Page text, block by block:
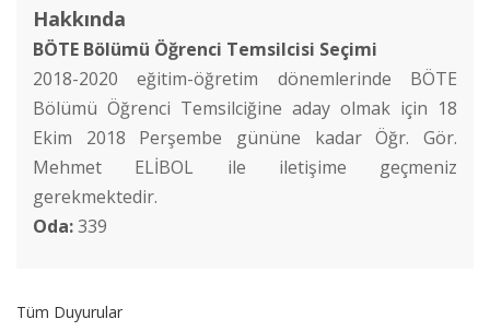
Hakkında
BÖTE Bölümü Öğrenci Temsilcisi Seçimi
2018-2020 eğitim-öğretim dönemlerinde BÖTE
Bölümü Öğrenci Temsilciğine aday olmak için 18
Ekim 2018 Perşembe gününe kadar Öğr. Gör.
Mehmet ELİBOL ile iletişime geçmeniz
gerekmektedir.
Oda:339
Tüm Duyurular
IV. Kariyer Geliştirme Günü Etkinliğimize Davetlisiniz
Bölümümüzü Sosyal Medyadan Takip Edin